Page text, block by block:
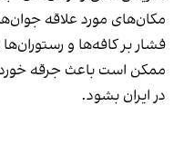
مکان‌های مورد علاقه
فشار بر کافه‌ها و
ممکن است باعث جرقه
در ایران بشود.